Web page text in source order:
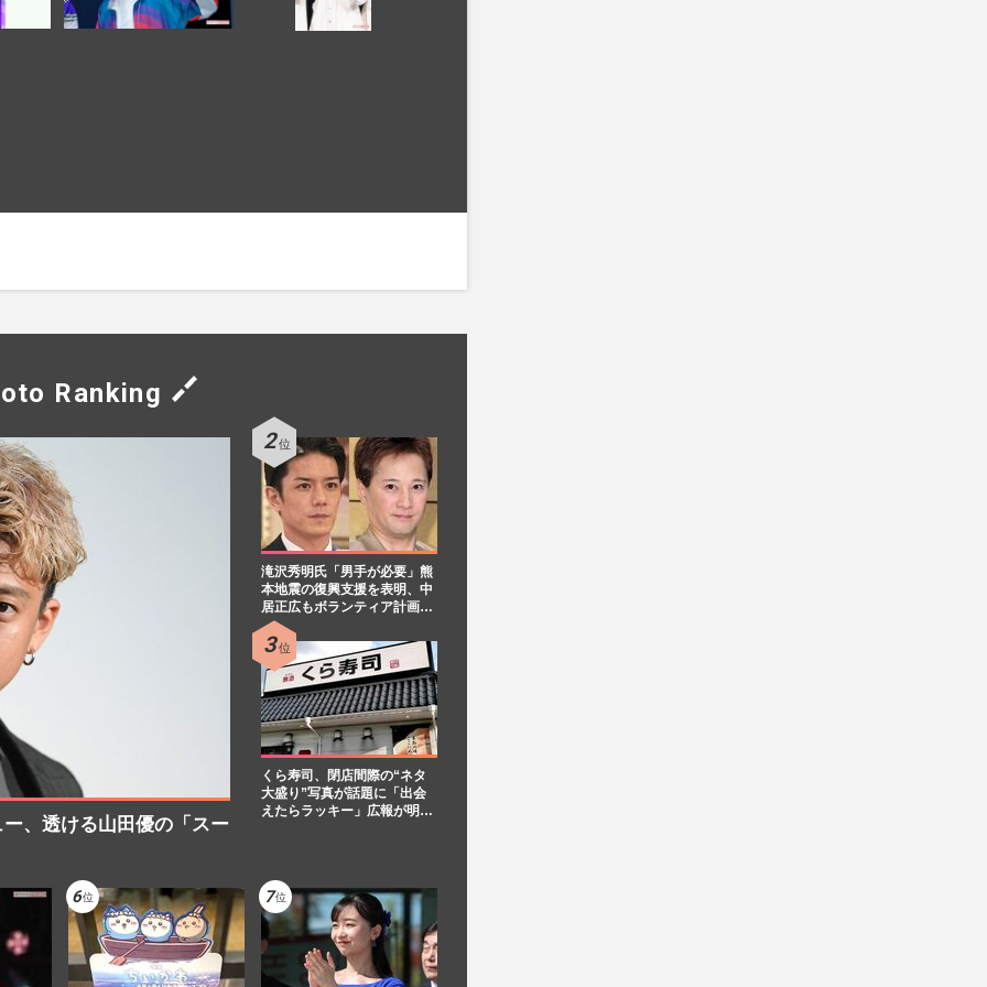
Ranking
、透ける山田優の「スー
滝沢秀明氏「男手が必要」熊
本地震の復興支援を表明、中
居正広もボランティア計画…
くら寿司、閉店間際の“ネタ
大盛り”写真が話題に「出会
えたらラッキー」広報が明…